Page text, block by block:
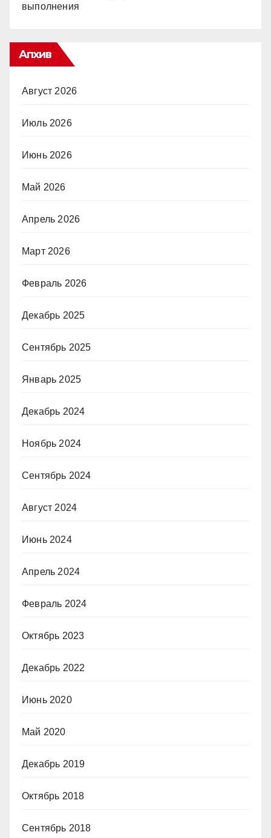
выполнения
Апхив
Август 2026
Июль 2026
Июнь 2026
Май 2026
Апрель 2026
Март 2026
Февраль 2026
Декабрь 2025
Сентябрь 2025
Январь 2025
Декабрь 2024
Ноябрь 2024
Сентябрь 2024
Август 2024
Июнь 2024
Апрель 2024
Февраль 2024
Октябрь 2023
Декабрь 2022
Июнь 2020
Май 2020
Декабрь 2019
Октябрь 2018
Сентябрь 2018